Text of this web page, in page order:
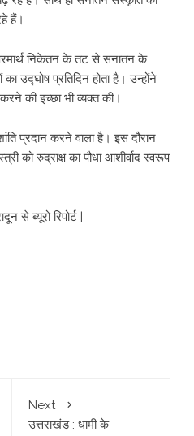
हैं।
निकेतन के तट से सनातन के
उद्घोष प्रतिदिन होता है। उन्होंने
की इच्छा भी व्यक्त की।
प्रदान करने वाला है। इस दौरान
को रुद्राक्ष का पौधा आशीर्वाद स्वरूप
से ब्यूरो रिपोर्ट |
Next
उत्तराखंड : धामी के